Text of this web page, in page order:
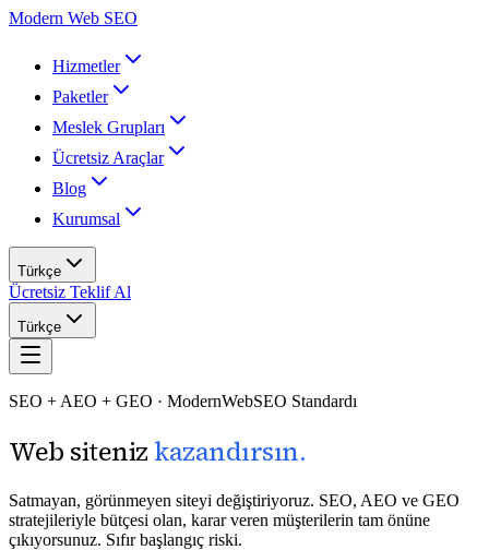
Modern Web SEO
Hizmetler
Paketler
Meslek Grupları
Ücretsiz Araçlar
Blog
Kurumsal
Türkçe
Ücretsiz Teklif Al
Türkçe
SEO + AEO + GEO · ModernWebSEO Standardı
Web siteniz kazandırsın.
Satmayan, görünmeyen siteyi değiştiriyoruz. SEO, AEO ve GEO
stratejileriyle bütçesi olan, karar veren müşterilerin tam önüne
çıkıyorsunuz. Sıfır başlangıç riski.